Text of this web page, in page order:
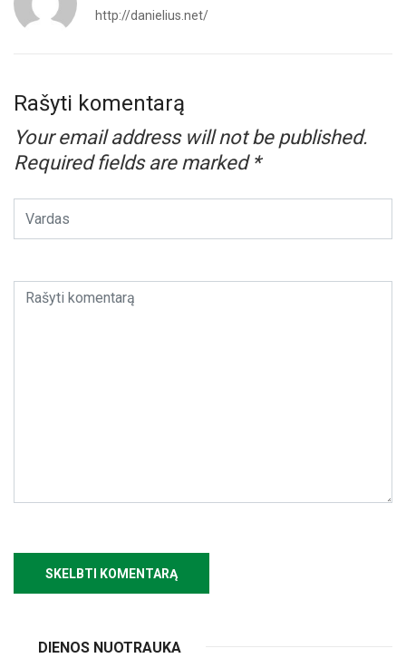
http://danielius.net/
Rašyti komentarą
Your email address will not be published.
Required fields are marked *
DIENOS NUOTRAUKA